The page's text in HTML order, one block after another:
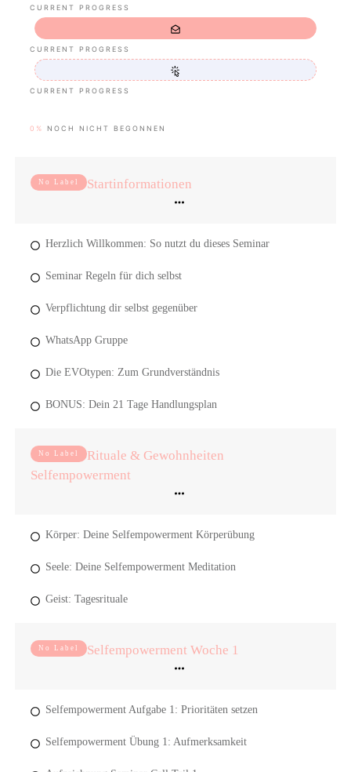
CURRENT PROGRESS
CURRENT PROGRESS
CURRENT PROGRESS
0% NOCH NICHT BEGONNEN
No Label Startinformationen
Herzlich Willkommen: So nutzt du dieses Seminar
Seminar Regeln für dich selbst
Verpflichtung dir selbst gegenüber
WhatsApp Gruppe
Die EVOtypen: Zum Grundverständnis
BONUS: Dein 21 Tage Handlungsplan
No Label
Rituale & Gewohnheiten
Selfempowerment
Körper: Deine Selfempowerment Körperübung
Seele: Deine Selfempowerment Meditation
Geist: Tagesrituale
No Label Selfempowerment Woche 1
Selfempowerment Aufgabe 1: Prioritäten setzen
Selfempowerment Übung 1: Aufmerksamkeit